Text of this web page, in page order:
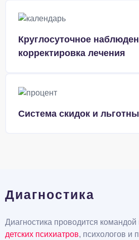
Круглосуточное
корректировка лечения
Система скидок и
Диагностика
Диагностика проводится
детских психиатров, психологов и